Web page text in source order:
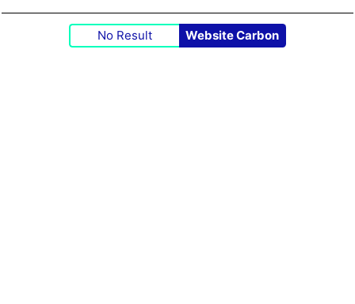
No Result Website Carbon